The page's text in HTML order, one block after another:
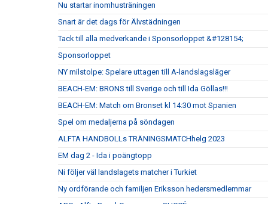
Nu startar inomhusträningen
Snart är det dags för Älvstädningen
Tack till alla medverkande i Sponsorloppet &#128154;
Sponsorloppet
NY milstolpe: Spelare uttagen till A-landslagsläger
BEACH-EM: BRONS till Sverige och till Ida Göllas!!!
BEACH-EM: Match om Bronset kl 14:30 mot Spanien
Spel om medaljerna på söndagen
ALFTA HANDBOLLs TRÄNINGSMATCHhelg 2023
EM dag 2 - Ida i poängtopp
Ni följer väl landslagets matcher i Turkiet
Ny ordförande och familjen Eriksson hedersmedlemmar